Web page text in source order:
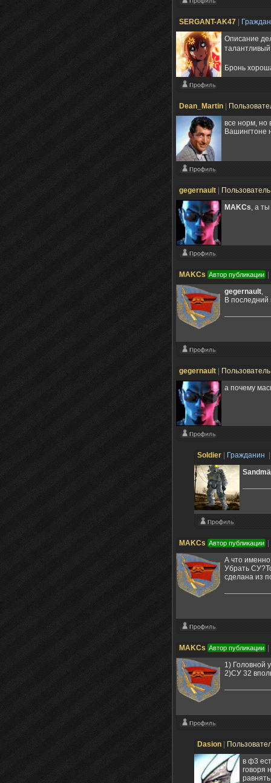
SERGANT-AK47
Описание
Бронь
Dean_Martin
все норм, но
Вашингтоне
gegernault
MAKCs, а
MAKCs Автор публикации
gegernault,
В последний
gegernault
а почему
Sоldier Гражданин
MAKCs Автор публикации
А что
Убрать
сделана из
MAKCs Автор публикации
1) Головной
2)СУ 32
Dasion
в ф3
говоря